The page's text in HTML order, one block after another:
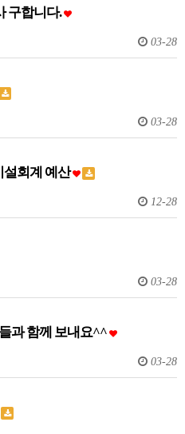
구합니다.
03-28
03-28
설회계 예산
12-28
03-28
과 함께 보내요^^
03-28